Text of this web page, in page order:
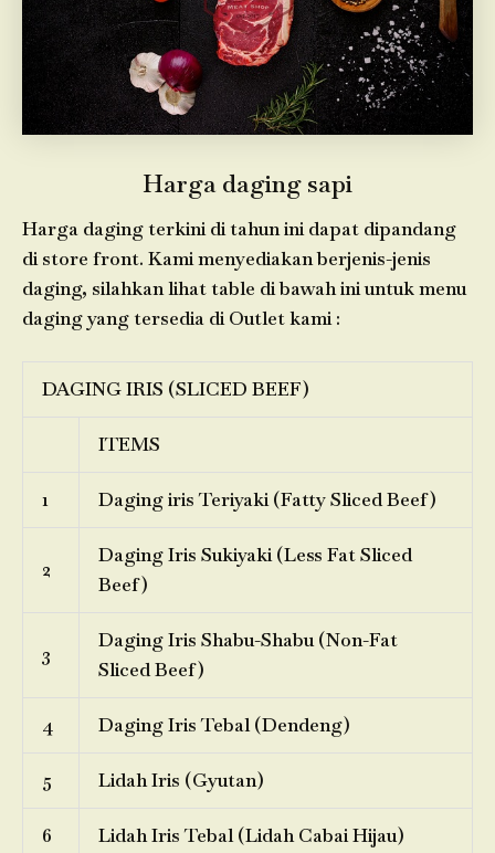
Harga daging sapi
Harga daging terkini di tahun ini dapat dipandang
di store front. Kami menyediakan berjenis-jenis
daging, silahkan lihat table di bawah ini untuk menu
daging yang tersedia di Outlet kami :
DAGING IRIS (SLICED BEEF)
ITEMS
1 Daging iris Teriyaki (Fatty Sliced Beef)
2
Daging Iris Sukiyaki (Less Fat Sliced
Beef)
3
Daging Iris Shabu-Shabu (Non-Fat
Sliced Beef)
4 Daging Iris Tebal (Dendeng)
5 Lidah Iris (Gyutan)
6 Lidah Iris Tebal (Lidah Cabai Hijau)